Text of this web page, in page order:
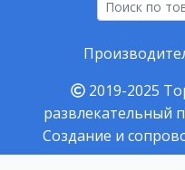
2019-2025
развлекательный
Создание и